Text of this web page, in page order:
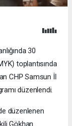
30
toplantısında
CHP Samsun İl
düzenlendi.
düzenlenen
Gökhan